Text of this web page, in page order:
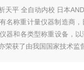
天平 全自动内校 日本
名称重计量仪器制造商
器和各类型称重设备，
荣获了由我国国家技术